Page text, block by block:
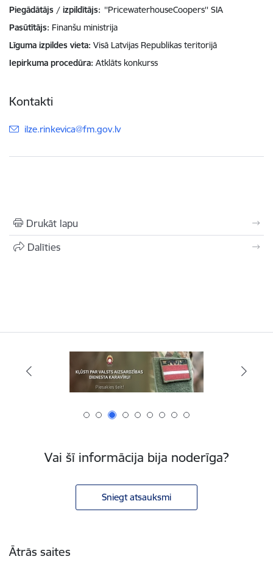
Piegādātājs / izpildītājs: ''PricewaterhouseCoopers'' SIA
Pasūtītājs Finanšu ministrija
Līguma izpildes vieta Visā Latvijas Republikas teritorijā
Iepirkuma procedūra Atklāts konkurss
Kontakti
E-pasts:
ilze.rinkevica@fm.gov.lv
Drukāt lapu
Dalīties
Vai šī informācija bija noderīga?
Sniegt atsauksmi
Ātrās saites